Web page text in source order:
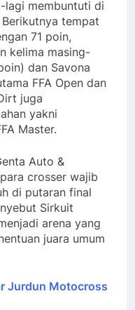
lagi membuntuti di
tempat
71 poin,
kelima masing-
dan Savona
FFA Open dan
juga
yakni
Master.
Auto &
crosser wajib
di putaran final
Sirkuit
arena yang
juara umum
Jurdun Motocross